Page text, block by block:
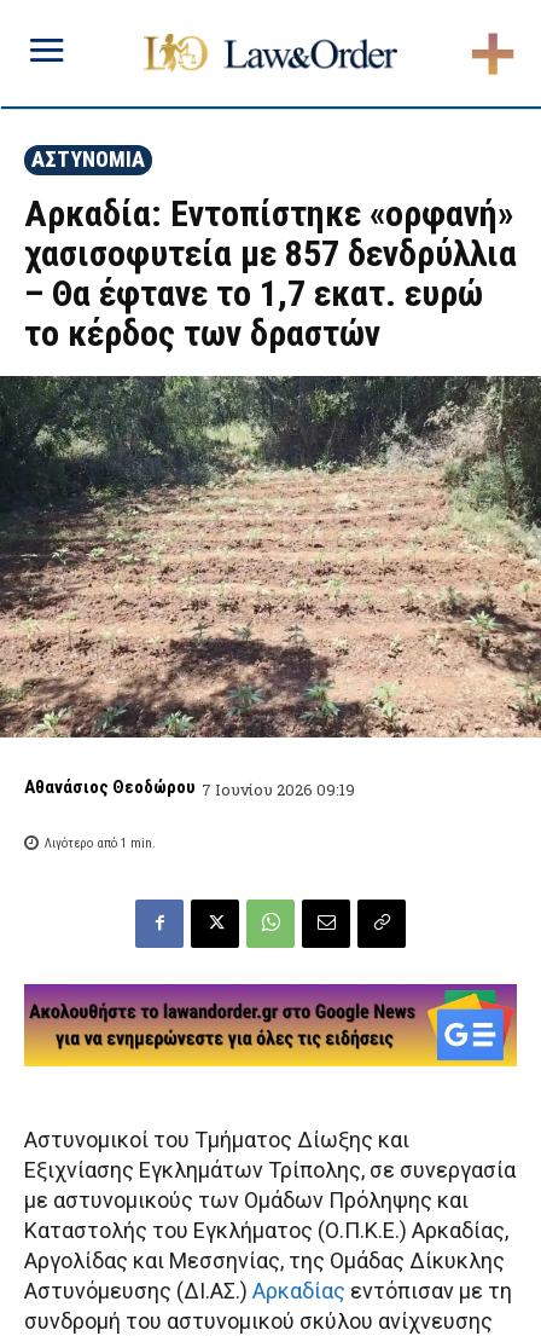
ΑΣΤΥΝΟΜΙΑ
Αρκαδία: Εντοπίστηκε «ορφανή»
χασισοφυτεία με 857 δενδρύλλια
– Θα έφτανε το 1,7 εκατ. ευρώ
το κέρδος των δραστών
Αθανάσιος Θεοδώρου 7 Ιουνίου 2026 09:19
Λιγότερο από 1 min.
Αστυνομικοί του Τμήματος Δίωξης και
Εξιχνίασης Εγκλημάτων Τρίπολης, σε συνεργασία
με αστυνομικούς των Ομάδων Πρόληψης και
Καταστολής του Εγκλήματος (Ο.Π.Κ.Ε.) Αρκαδίας,
Αργολίδας και Μεσσηνίας, της Ομάδας Δίκυκλης
Αστυνόμευσης (ΔΙ.ΑΣ.) Αρκαδίας εντόπισαν με τη
συνδρομή του αστυνομικού σκύλου ανίχνευσης